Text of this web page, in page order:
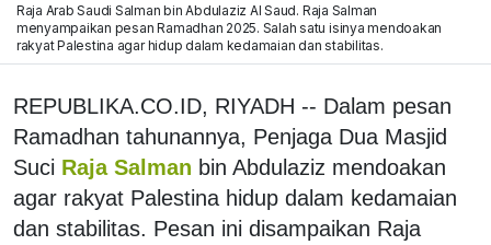
Raja Arab Saudi Salman bin Abdulaziz Al Saud. Raja Salman
menyampaikan pesan Ramadhan 2025. Salah satu isinya mendoakan
rakyat Palestina agar hidup dalam kedamaian dan stabilitas.
REPUBLIKA.CO.ID, RIYADH -- Dalam pesan
Ramadhan tahunannya, Penjaga Dua Masjid
Suci Raja Salman bin Abdulaziz mendoakan
agar rakyat Palestina hidup dalam kedamaian
dan stabilitas. Pesan ini disampaikan Raja